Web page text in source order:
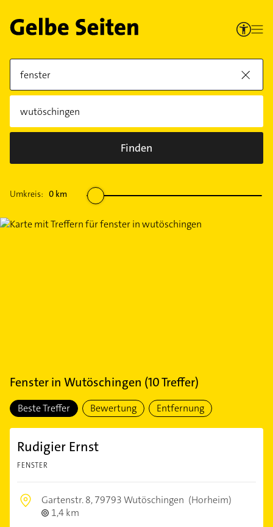
Finden
Umkreis: 0 km
Fensterin Wutöschingen (10Treffer)
Beste Treffer Bewertung Entfernung
Rudigier Ernst
FENSTER
Gartenstr. 8,79793 Wutöschingen (Horheim)
1,4 km